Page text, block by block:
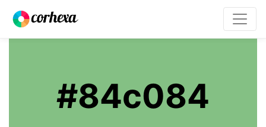
#84c084